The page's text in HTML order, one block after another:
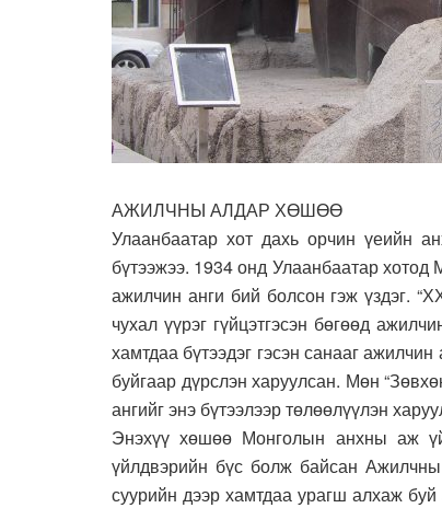
АЖИЛЧНЫ АЛДАР ХӨШӨӨ
Улаанбаатар хот дахь орчин үеийн
бүтээжээ. 1934 онд Улаанбаатар
ажилчин анги бий болсон гэж үздэг.
чухал үүрэг гүйцэтгэсэн бөгөөд
хамтдаа бүтээдэг гэсэн санааг
буйгаар дүрслэн харуулсан. Мөн
ангийг энэ бүтээлээр төлөөлүүлэн
Энэхүү хөшөө Монголын анхны аж
үйлдвэрийн бүс болж байсан
суурийн дээр хамтдаа урагш алхаж